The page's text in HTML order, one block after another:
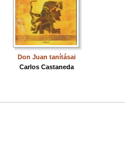
Don Juan tanításai
Carlos Castaneda